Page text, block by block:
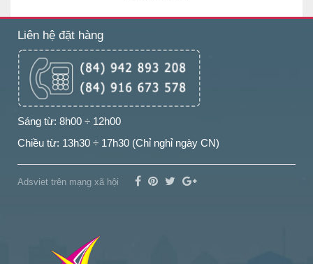
Liên hệ đặt hàng
Sáng từ: 8h00 ÷ 12h00
Chiều từ: 13h30 ÷ 17h30 (Chỉ nghỉ ngày CN)
Adsviet trên mạng xã hội